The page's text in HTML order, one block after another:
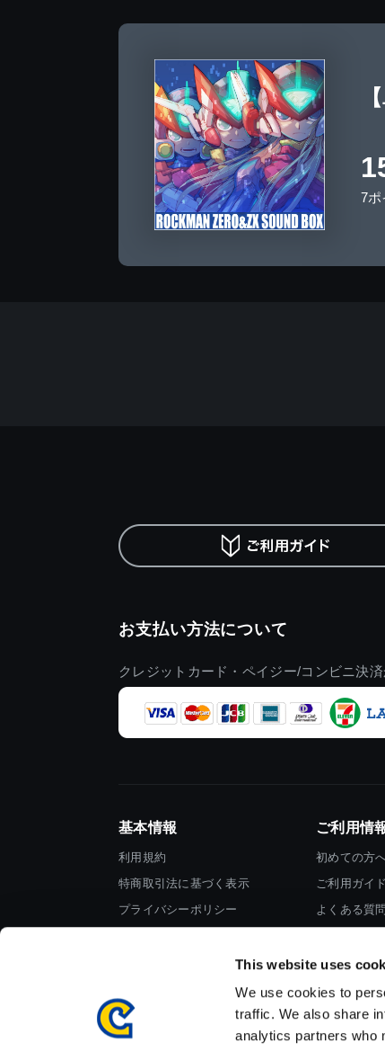
This website uses
We use cookies to
traffic. We also share
analytics partners who
7ポ
お支払い方法について
クレジットカード・ペイジー/コンビニ決済
基本情報
利用規約
特商取引法に基づく表示
プライバシーポリシー
ご利用情
初めての方
ご利用ガイド
よくある質問